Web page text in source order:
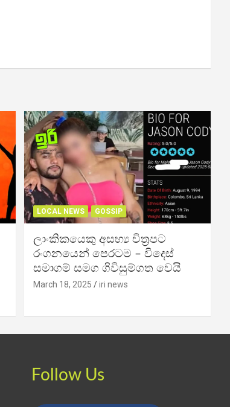
LOCAL NEWS GOSSIP
ලාංකිකයෙකු අසභ්‍ය චිත්‍රපට
රංගනයෙන් පෙරටම – විදෙස්
සමාගම් සමග ගිවිසුම්ගත වෙයි
March 18, 2025 iri news
Follow Us